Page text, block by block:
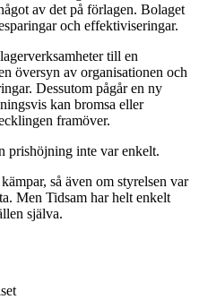
av det på förlagen. Bolaget
och effektiviseringar.
till en
översyn av organisationen och
Dessutom pågår en ny
kan bromsa eller
framöver.
prishöjning inte var enkelt.
så även om styrelsen var
Men Tidsam har helt enkelt
själva.